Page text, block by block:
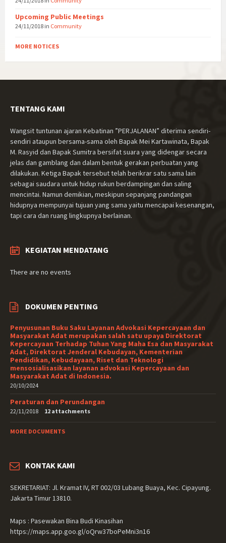
Upcoming Public Meetings
24/11/2018 in Community
MORE NOTICES
TENTANG KAMI
Wangsit tuntunan ajaran Kebatinan ”PERJALANAN” diterima sendiri-
sendiri ataupun bersama-sama oleh Bapak Mei Kartawinata, Bapak
M. Rasyid dan Bapak Sumitra bersifat suara yang didengar secara
jelas dan gamblang dan dalam bentuk gerakan perbuatan yang
dilakukan. Ketiga Bapak tersebut telah berikrar satu sama lain
sebagai saudara untuk hidup rukun berdampingan dan saling
mencintai. Namun demikian, meskipun sepanjang pandangan
hidupnya mempunyai tujuan yang sama yaitu mencapai kesenangan,
tapi cara dan ruang lingkupnya berlainan.
KEGIATAN MENDATANG
There are no events
DOKUMEN PENTING
Penyusunan Buku Saku Layanan Advokasi Kepercayaan dan
Masyarakat Adat merupakan salah satu upaya Direktorat
Kepercayaan Terhadap Tuhan Yang Maha Esa dan Masyarakat
Adat, Direktorat Jenderal Kebudayan, Kementerian
Pendidikan, Kebudayaan, Riset dan Teknologi
mensosialisasikan layanan advokasi Kepercayaan dan
Masyarakat Adat di Indonesia.
20/10/2024
Peraturan dan Perundangan
22/11/2018 12 attachments
MORE DOCUMENTS
KONTAK KAMI
SEKRETARIAT: Jl. Kramat IV, RT 002/03 Lubang Buaya, Kec. Cipayung.
Jakarta Timur 13810.
Maps : Pasewakan Bina Budi Kinasihan
https://maps.app.goo.gl/oQrw37boPeMni3n16